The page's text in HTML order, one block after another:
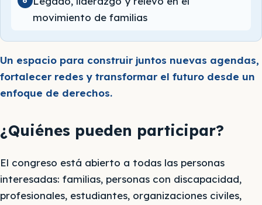
movimiento de familias
Un espacio para construir juntos nuevas agendas,
fortalecer redes y transformar el futuro desde un
enfoque de derechos.
¿Quiénes pueden participar?
El congreso está abierto a todas las personas
interesadas: familias, personas con discapacidad,
profesionales, estudiantes, organizaciones civiles,